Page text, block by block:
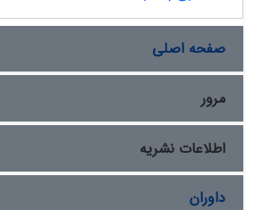
صفحه اصلی
مرور
اطلاعات نشریه
داوران